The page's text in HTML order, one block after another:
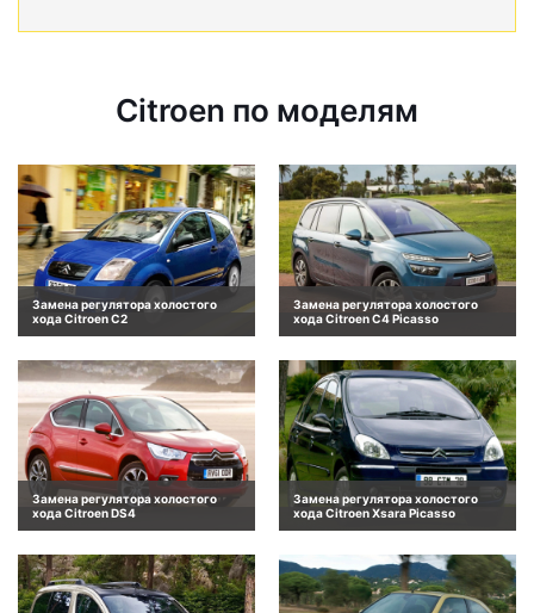
Citroen по моделям
Замена регулятора холостого
хода Citroen C2
Замена регулятора холостого
хода Citroen C4 Picasso
Замена регулятора холостого
хода Citroen DS4
Замена регулятора холостого
хода Citroen Xsara Picasso